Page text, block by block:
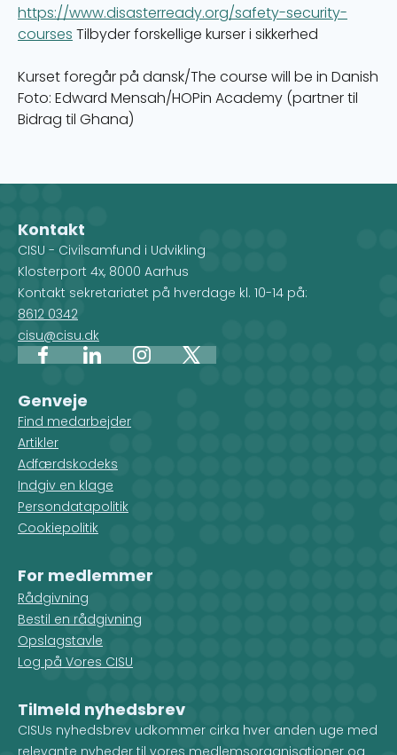
https://www.disasterready.org/safety-security-
courses Tilbyder forskellige kurser i sikkerhed
Kurset foregår på dansk/The course will be in Danish
Foto: Edward Mensah/HOPin Academy (partner til
Bidrag til Ghana)
Kontakt
CISU - Civilsamfund i Udvikling
Klosterport 4x, 8000 Aarhus
Kontakt sekretariatet på hverdage kl. 10-14 på:
8612 0342
cisu@cisu.dk
FacebookLinkedInInstagram
X
Genveje
Find medarbejder
Artikler
Adfærdskodeks
Indgiv en klage
Persondatapolitik
Cookiepolitik
For medlemmer
Rådgivning
Bestil en rådgivning
Opslagstavle
Log på Vores CISU
Tilmeld nyhedsbrev
CISUs nyhedsbrev udkommer cirka hver anden uge med
relevante nyheder til vores medlemsorganisationer og